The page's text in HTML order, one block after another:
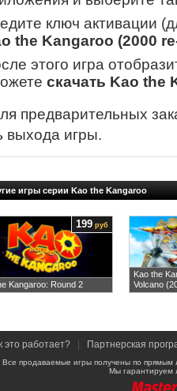
ключ активации
the Kangaroo (2000
этого игра
скачать Kao the
предварительных
выхода игры.
игры серии Kao the Kangaroo
Kangaroo: Round 2
199 руб
Kao the
Volcano
это работает? Партнерская
Все продаваемые игры получены по
Мы гарантируем